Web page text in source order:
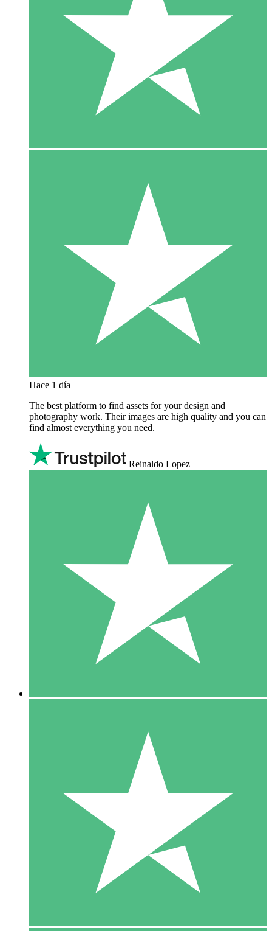
Hace 1 día
The best platform to find assets for your design and
photography work. Their images are high quality and you can
find almost everything you need.
Reinaldo Lopez